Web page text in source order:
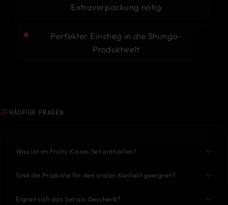
Extraverpackung nötig
Perfekter Einstieg in die Shunga-
Produktwelt
HÄUFIGE FRAGEN
Was ist im Fruity Kisses Set enthalten?
Sind die Produkte für den oralen Kontakt geeignet?
Eignet sich das Set als Geschenk?